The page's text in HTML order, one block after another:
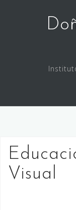
Visual